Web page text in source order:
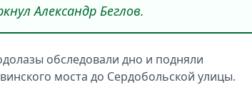
Александр Беглов.
обследовали дно и подняли
моста до Сердобольской улицы.